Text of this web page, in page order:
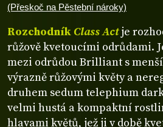
(Přeskoč na Pěstební nároky)
Rozchodník Class Actje
růžově kvetoucími odrůdami.
mezi odrůdou Brilliant s
výrazně růžovými květy a
druhem sedum telephium
velmi hustá a kompaktní
hlavami květů, jež ji v době